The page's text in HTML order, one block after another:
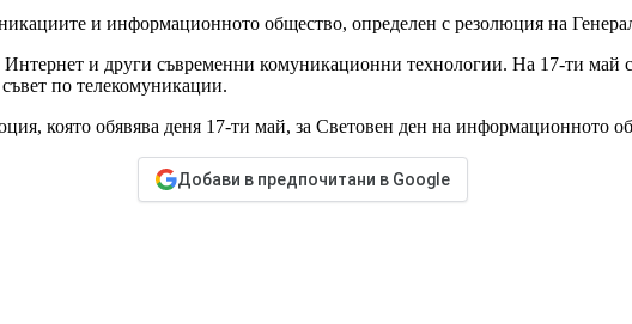
и информационното общество, определен с резолюция на
и други съвременни комуникационни технологии. На 17-ти май
по телекомуникации.
която обявява деня 17-ти май, за Световен ден на информационното
Добави в предпочитани в Google